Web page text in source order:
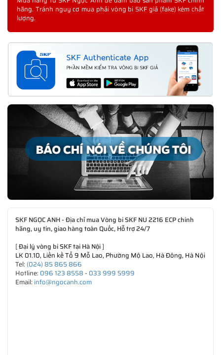
hãng. Tránh nguy cơ mua phải vòng bi SKF giả (fake) kém chất
lượng.
SKF NGỌC ANH - Địa chỉ mua Vòng bi SKF NU 2216 ECP chính
hãng, uy tín, giao hàng toàn Quốc, Hỗ trợ 24/7
[Đại lý vòng bi SKF tại Hà Nội]
LK 01.10, Liền kề Tổ 9 Mỗ Lao, Phường Mộ Lao, Hà Đông, Hà Nội
Tel: (024) 85 865 866
Hotline: 096 123 8558- 033 999 5999
Email: info@ngocanh.com